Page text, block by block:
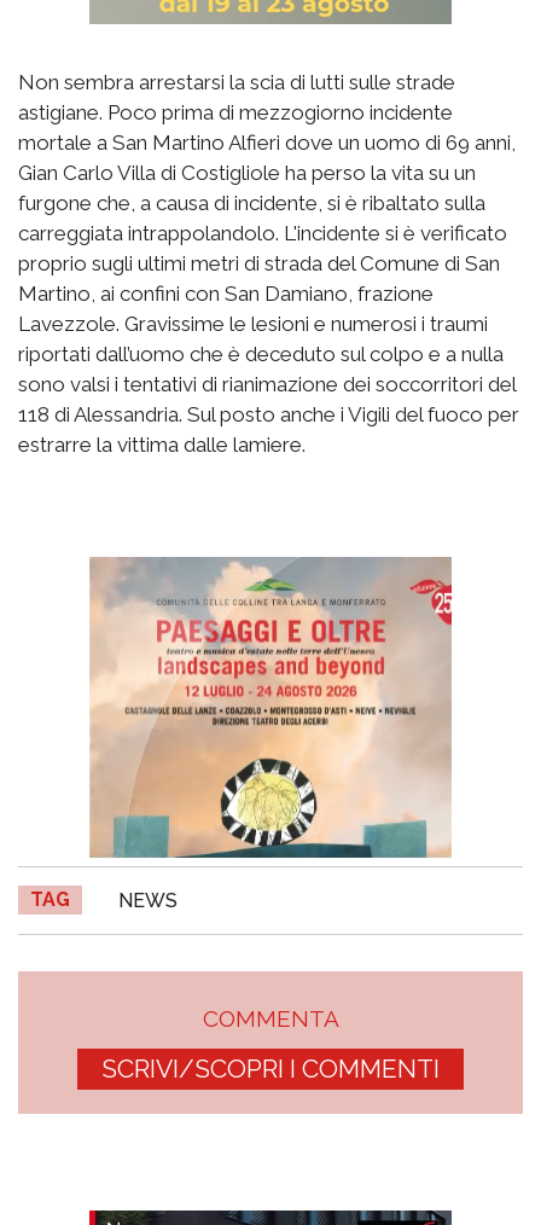
Non sembra arrestarsi la scia di lutti sulle strade
astigiane. Poco prima di mezzogiorno incidente
mortale a San Martino Alfieri dove un uomo di 69 anni,
Gian Carlo Villa di Costigliole ha perso la vita su un
furgone che, a causa di incidente, si è ribaltato sulla
carreggiata intrappolandolo. L'incidente si è verificato
proprio sugli ultimi metri di strada del Comune di San
Martino, ai confini con San Damiano, frazione
Lavezzole. Gravissime le lesioni e numerosi i traumi
riportati dall’uomo che è deceduto sul colpo e a nulla
sono valsi i tentativi di rianimazione dei soccorritori del
118 di Alessandria. Sul posto anche i Vigili del fuoco per
estrarre la vittima dalle lamiere.
TAG NEWS
COMMENTA
SCRIVI/SCOPRI I COMMENTI